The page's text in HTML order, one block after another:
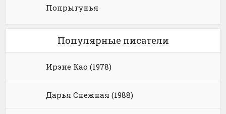
Попрыгунья
Популярные писатели
Ирэне Као (1978)
Дарья Снежная (1988)